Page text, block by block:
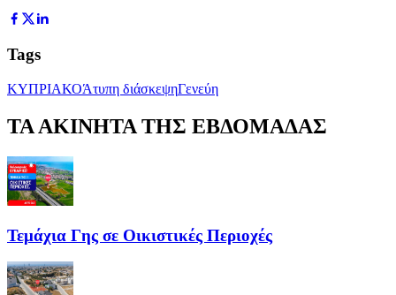
Tags
ΚΥΠΡΙΑΚΟΆτυπη διάσκεψηΓενεύη
ΤΑ ΑΚΙΝΗΤΑ ΤΗΣ ΕΒΔΟΜΑΔΑΣ
Τεμάχια Γης σε Οικιστικές Περιοχές